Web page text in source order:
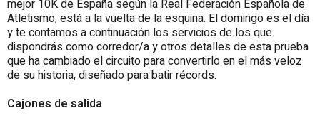
mejor 10K de España según la Real Federación Española de
Atletismo, está a la vuelta de la esquina. El domingo es el día
y te contamos a continuación los servicios de los que
dispondrás como corredor/a y otros detalles de esta prueba
que ha cambiado el circuito para convertirlo en el más veloz
de su historia, diseñado para batir récords.
Cajones de salida